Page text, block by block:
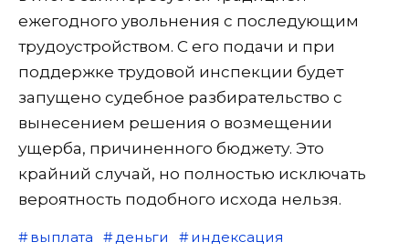
ежегодного увольнения с последующим
трудоустройством. С его подачи и при
поддержке трудовой инспекции будет
запущено судебное разбирательство с
вынесением решения о возмещении
ущерба, причиненного бюджету. Это
крайний случай, но полностью исключать
вероятность подобного исхода нельзя.
выплата деньги
индексация